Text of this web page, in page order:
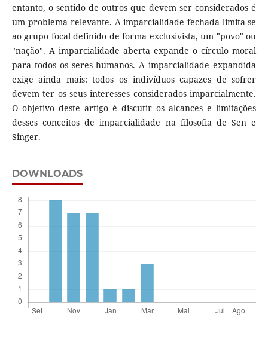
entanto, o sentido de outros que devem ser considerados é
um problema relevante. A imparcialidade fechada limita-se
ao grupo focal definido de forma exclusivista, um "povo" ou
"nação". A imparcialidade aberta expande o círculo moral
para todos os seres humanos. A imparcialidade expandida
exige ainda mais: todos os indivíduos capazes de sofrer
devem ter os seus interesses considerados imparcialmente.
O objetivo deste artigo é discutir os alcances e limitações
desses conceitos de imparcialidade na filosofia de Sen e
Singer.
DOWNLOADS